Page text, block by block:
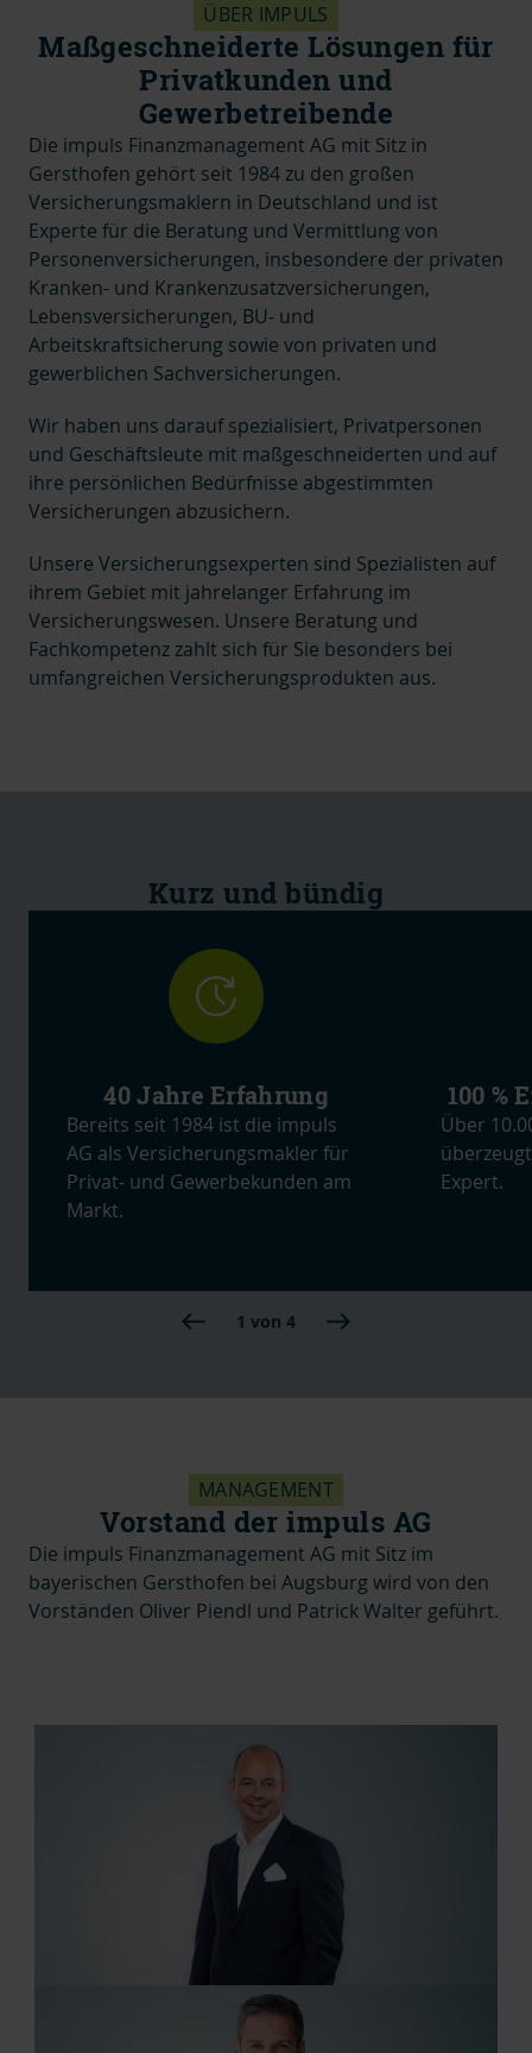
ÜBER IMPULS
Maßgeschneiderte Lösungen für
Privatkunden und
Gewerbetreibende
Die impuls Finanzmanagement AG mit Sitz in
Gersthofen gehört seit 1984 zu den großen
Versicherungsmaklern in Deutschland und ist
Experte für die Beratung und Vermittlung von
Personenversicherungen, insbesondere der privaten
Kranken- und Krankenzusatzversicherungen,
Lebensversicherungen, BU- und
Arbeitskraftsicherung sowie von privaten und
gewerblichen Sachversicherungen.
Wir haben uns darauf spezialisiert, Privatpersonen
und Geschäftsleute mit maßgeschneiderten und auf
ihre persönlichen Bedürfnisse abgestimmten
Versicherungen abzusichern.
Unsere Versicherungsexperten sind Spezialisten auf
ihrem Gebiet mit jahrelanger Erfahrung im
Versicherungswesen. Unsere Beratung und
Fachkompetenz zahlt sich für Sie besonders bei
umfangreichen Versicherungsprodukten aus.
Kurz und bündig
40 Jahre Erfahrung
Bereits seit 1984 ist die impuls
AG als Versicherungsmakler für
Privat- und Gewerbekunden am
Markt.
100 %
Über
Expert.
1 von 4
MANAGEMENT
Vorstand der impuls AG
Die impuls Finanzmanagement AG mit Sitz im
bayerischen Gersthofen bei Augsburg wird von den
Vorständen Oliver Piendl und Patrick Walter geführt.